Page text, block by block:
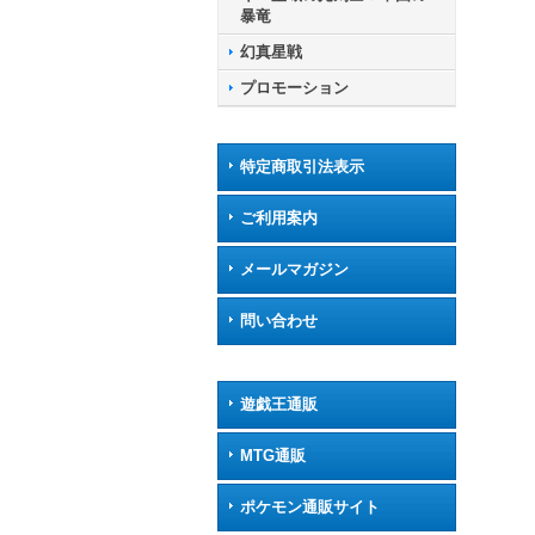
暴竜
幻真星戦
プロモーション
特定商取引法表示
ご利用案内
メールマガジン
問い合わせ
遊戯王通販
MTG通販
ポケモン通販サイト